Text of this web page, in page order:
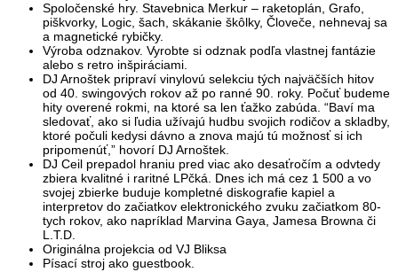
Spoločenské hry. Stavebnica Merkur – raketoplán, Grafo,
piškvorky, Logic, šach, skákanie škôlky, Človeče, nehnevaj sa
a magnetické rybičky.
Výroba odznakov. Vyrobte si odznak podľa vlastnej fantázie
alebo s retro inšpiráciami.
DJ Arnoštek pripraví vinylovú selekciu tých najväčších hitov
od 40. swingových rokov až po ranné 90. roky. Počuť budeme
hity overené rokmi, na ktoré sa len ťažko zabúda. “Baví ma
sledovať, ako si ľudia užívajú hudbu svojich rodičov a skladby,
ktoré počuli kedysi dávno a znova majú tú možnosť si ich
pripomenúť,” hovorí DJ Arnoštek.
DJ Ceil prepadol hraniu pred viac ako desaťročím a odvtedy
zbiera kvalitné i raritné LPčká. Dnes ich má cez 1 500 a vo
svojej zbierke buduje kompletné diskografie kapiel a
interpretov do začiatkov elektronického zvuku začiatkom 80-
tych rokov, ako napríklad Marvina Gaya, Jamesa Browna či
L.T.D.
Originálna projekcia od VJ Bliksa
Písací stroj ako guestbook.